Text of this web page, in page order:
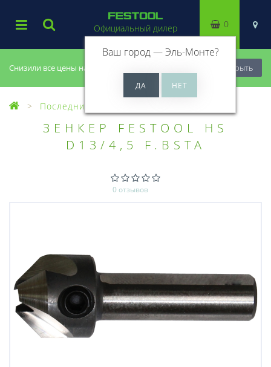
Снизили все цены на 20%, успей купить! Закрыть
Официальный дилер
Ваш город —Эль-Монте?
0
Последний шанс купить
ЗЕНКЕР FESTOOL HS
D13/4,5 F.BSTA
0 отзывов